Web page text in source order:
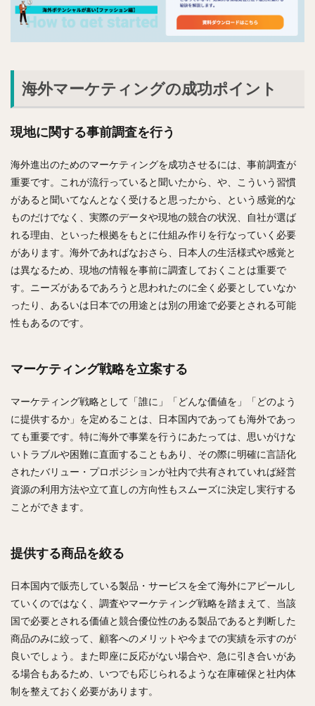
海外マーケティングの成功ポイント
現地に関する事前調査を行う
海外進出のためのマーケティングを成功させるには、事前調査が
重要です。これが流行っていると聞いたから、や、こういう習慣
があると聞いてなんとなく受けると思ったから、という感覚的な
ものだけでなく、実際のデータや現地の競合の状況、自社が選ば
れる理由、といった根拠をもとに仕組み作りを行なっていく必要
があります。海外であればなおさら、日本人の生活様式や感覚と
は異なるため、現地の情報を事前に調査しておくことは重要で
す。ニーズがあるであろうと思われたのに全く必要としていなか
ったり、あるいは日本での用途とは別の用途で必要とされる可能
性もあるのです。
マーケティング戦略を立案する
マーケティング戦略として「誰に」「どんな価値を」「どのよう
に提供するか」を定めることは、日本国内であっても海外であっ
ても重要です。特に海外で事業を行うにあたっては、思いがけな
いトラブルや困難に直面することもあり、その際に明確に言語化
されたバリュー・プロポジションが社内で共有されていれば経営
資源の利用方法や立て直しの方向性もスムーズに決定し実行する
ことができます。
提供する商品を絞る
日本国内で販売している製品・サービスを全て海外にアピールし
ていくのではなく、調査やマーケティング戦略を踏まえて、当該
国で必要とされる価値と競合優位性のある製品であると判断した
商品のみに絞って、顧客へのメリットや今までの実績を示すのが
良いでしょう。また即座に反応がない場合や、急に引き合いがあ
る場合もあるため、いつでも応じられるような在庫確保と社内体
制を整えておく必要があります。